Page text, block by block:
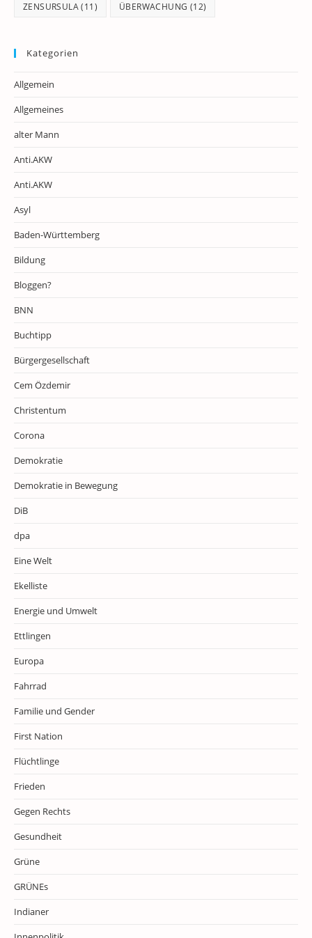
ZENSURSULA(11) ÜBERWACHUNG (12)
Kategorien
Allgemein
Allgemeines
alter Mann
Anti.AKW
Anti.AKW
Asyl
Baden-Württemberg
Bildung
Bloggen?
BNN
Buchtipp
Bürgergesellschaft
Cem Özdemir
Christentum
Corona
Demokratie
Demokratie in Bewegung
DiB
dpa
Eine Welt
Ekelliste
Energie und Umwelt
Ettlingen
Europa
Fahrrad
Familie und Gender
First Nation
Flüchtlinge
Frieden
Gegen Rechts
Gesundheit
Grüne
GRÜNEs
Indianer